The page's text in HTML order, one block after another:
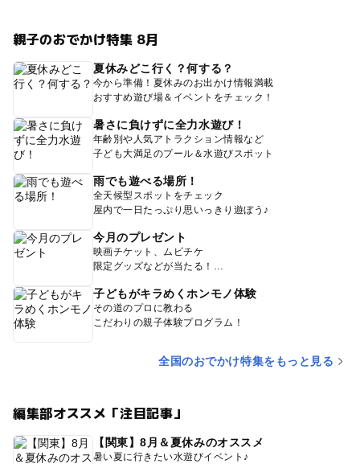
親子のおでかけ特集 8月
夏休みどこ行く？何する？
今から準備！夏休みのお出かけ情報満載
おすすめ遊び場＆イベントをチェック！
暑さに負けずに全力水遊び！
年齢別や人気アトラクション情報など
子ども大満足のプール＆水遊びスポット
雨でも遊べる場所！
全天候型スポットをチェック
屋内で一日たっぷり思いっきり遊ぼう♪
今月のプレゼント
映画チケット、ムビチケ
限定グッズなどが当たる！
子どもがキラめくホンモノ体験
その道のプロに教わる
こだわりの親子体験プログラム！
全国のおでかけ特集をもっと見る
編集部オススメ「注目記事」
【関東】8月＆夏休みのオススメ
暑い夏に行きたい水遊びイベント♪